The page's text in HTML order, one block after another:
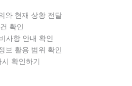
와 현재 상황 전달
확인
사항 안내 확인
보 활용 범위 확인
확인하기